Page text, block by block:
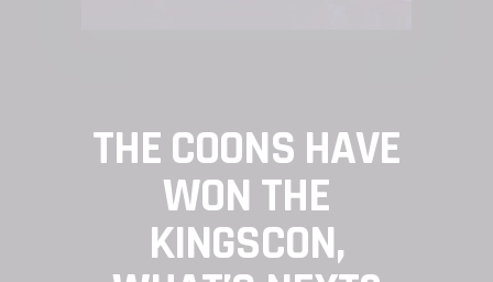
THE COONS HAVE
WON THE
KINGSCON,